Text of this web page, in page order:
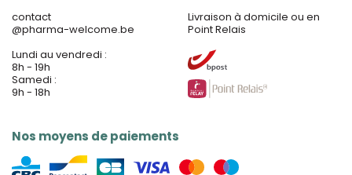
contact
@pharma-welcome.be
Lundi au vendredi :
8h - 19h
Samedi :
9h - 18h
Nos moyens de paiements
Livraison à domicile ou en
Point Relais